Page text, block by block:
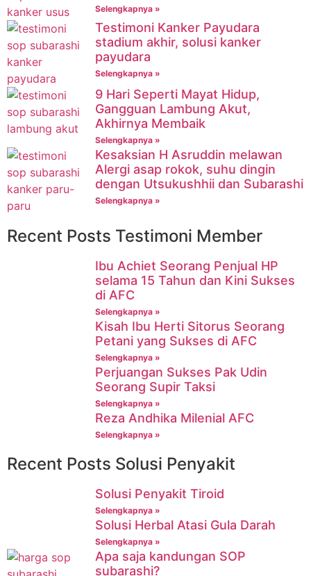
Selengkapnya »
Testimoni Kanker Payudara
stadium akhir, solusi kanker
payudara
Selengkapnya »
9 Hari Seperti Mayat Hidup,
Gangguan Lambung Akut,
Akhirnya Membaik
Selengkapnya »
Kesaksian H Asruddin melawan
Alergi asap rokok, suhu dingin
dengan Utsukushhii dan Subarashi
Selengkapnya »
Recent Posts Testimoni Member
Ibu Achiet Seorang Penjual HP
selama 15 Tahun dan Kini Sukses
di AFC
Selengkapnya »
Kisah Ibu Herti Sitorus Seorang
Petani yang Sukses di AFC
Selengkapnya »
Perjuangan Sukses Pak Udin
Seorang Supir Taksi
Selengkapnya »
Reza Andhika Milenial AFC
Selengkapnya »
Recent Posts Solusi Penyakit
Solusi Penyakit Tiroid
Selengkapnya »
Solusi Herbal Atasi Gula Darah
Selengkapnya »
Apa saja kandungan SOP
subarashi?